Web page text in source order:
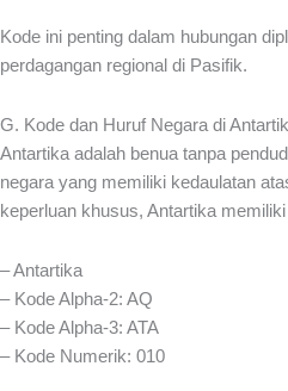
Kode ini penting dalam hubungan
perdagangan regional di Pasifik.
G. Kode dan Huruf Negara di
Antartika adalah benua tanpa
negara yang memiliki kedaulatan
keperluan khusus, Antartika
– Antartika
– Kode Alpha-2: AQ
– Kode Alpha-3: ATA
– Kode Numerik: 010